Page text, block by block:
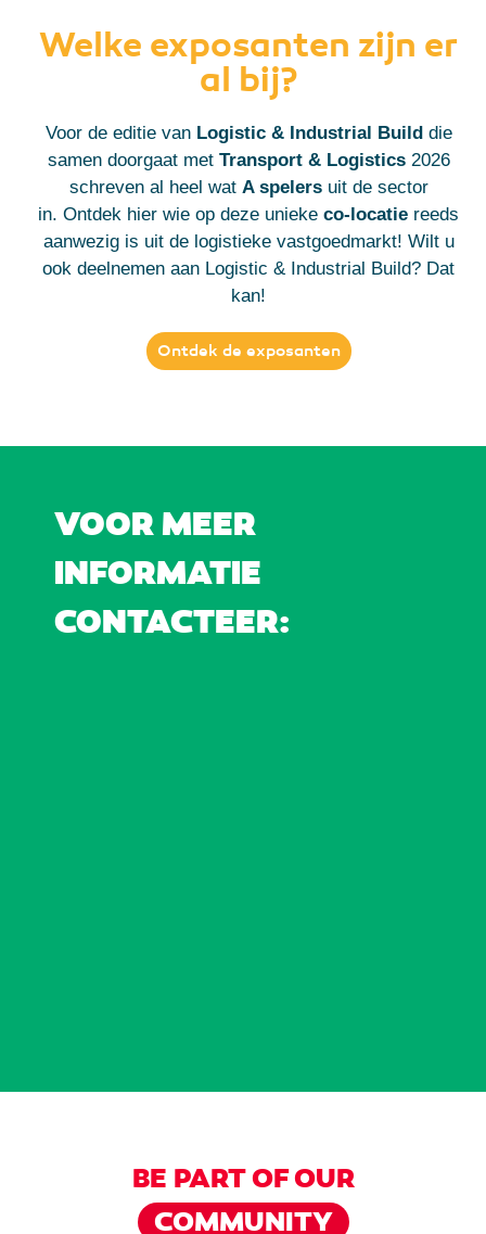
Welke exposanten zijn er
al bij?
Voor de editie van Logistic & Industrial Builddie
samen doorgaat met Transport & Logistics2026
schreven al heel wat A spelersuit de sector
in. Ontdek hier wie op deze unieke co-locatie reeds
aanwezig is uit de logistieke vastgoedmarkt! Wilt u
ook deelnemen aan Logistic & Industrial Build? Dat
kan!
Ontdek de exposanten
VOOR MEER
INFORMATIE
CONTACTEER:
BE PART OF OUR
COMMUNITY